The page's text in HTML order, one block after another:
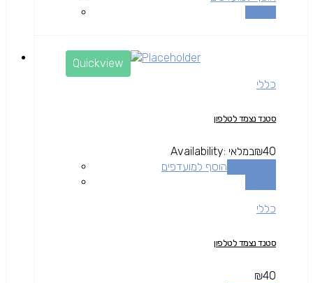
Quickview
כללי
סטנד נצמד לטלפון
₪40
Availability: במלאי
הוסף למועדפים
כללי
סטנד נצמד לטלפון
₪40